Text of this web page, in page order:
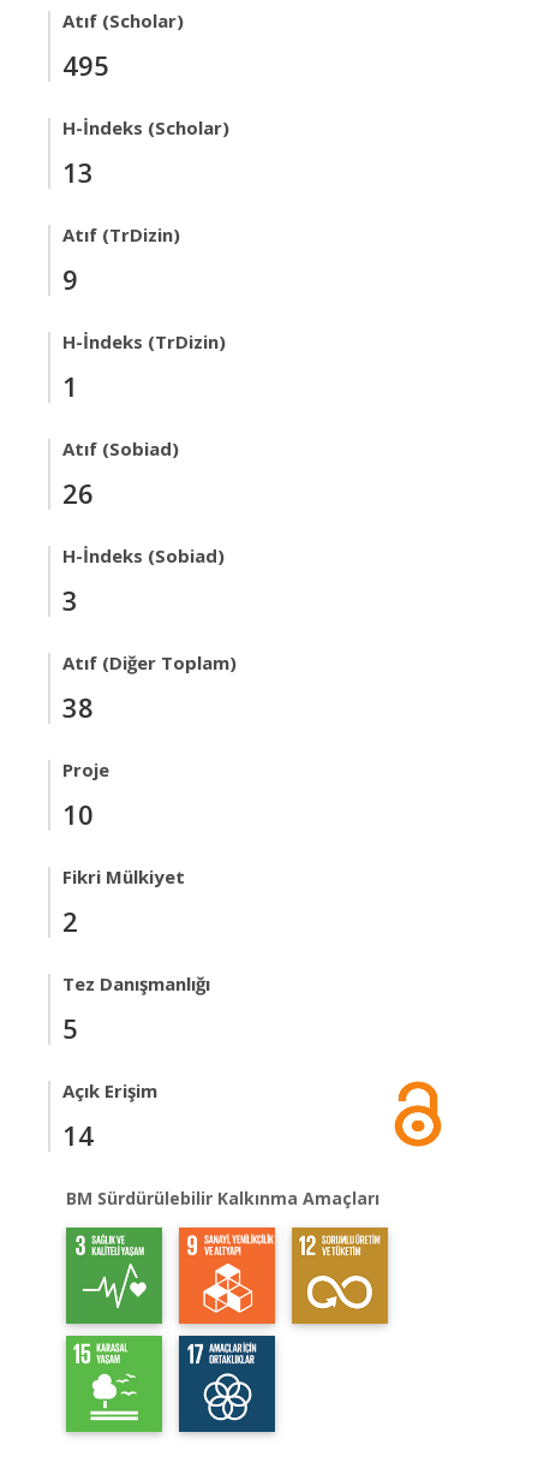
Atıf (Scholar)
495
H-İndeks (Scholar)
13
Atıf (TrDizin)
9
H-İndeks (TrDizin)
1
Atıf (Sobiad)
26
H-İndeks (Sobiad)
3
Atıf (Diğer Toplam)
38
Proje
10
Fikri Mülkiyet
2
Tez Danışmanlığı
5
Açık Erişim
14
BM Sürdürülebilir Kalkınma Amaçları